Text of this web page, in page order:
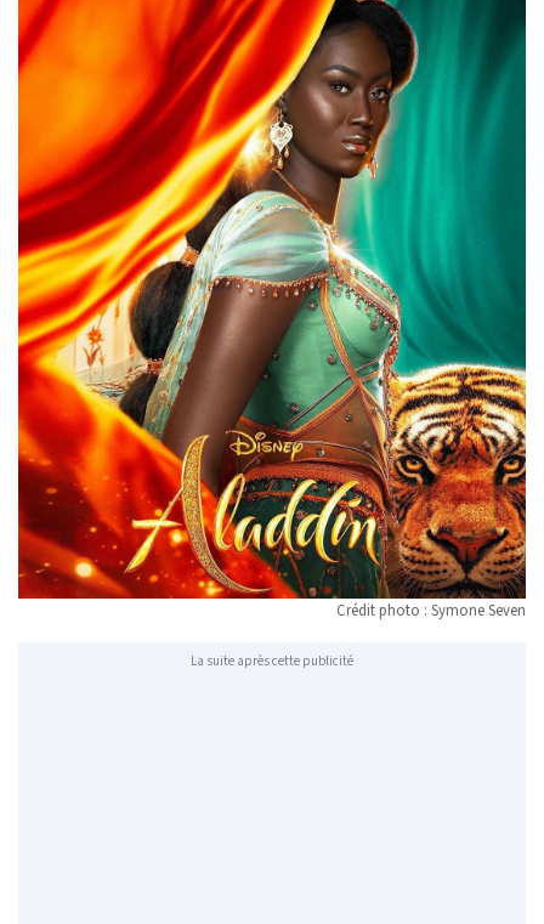
Crédit photo : Symone Seven
La suite après cette publicité